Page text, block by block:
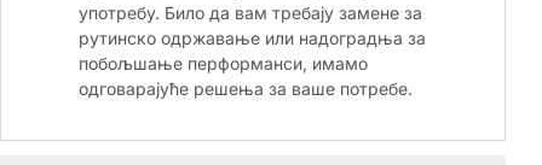
употребу. Било да вам требају замене за
рутинско одржавање или надоградња за
побољшање перформанси, имамо
одговарајуће решења за ваше потребе.